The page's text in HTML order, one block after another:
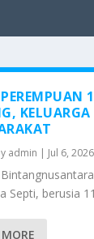
admin | Jul 6, 2026
Septi, berusia